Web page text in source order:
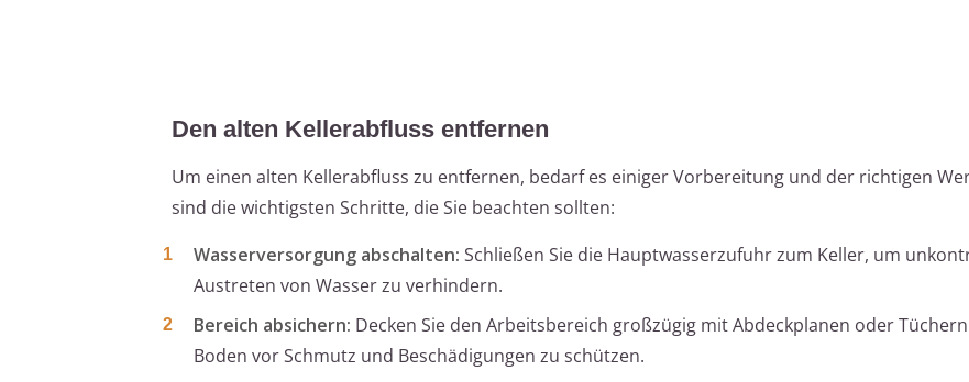
Den alten Kellerabfluss entfernen
Um einen alten Kellerabfluss zu entfernen, bedarf es einiger Vorbereitung und der richtigen
sind die wichtigsten Schritte, die Sie beachten sollten:
Wasserversorgung abschalten: Schließen Sie die Hauptwasserzufuhr zum Keller, um
Austreten von Wasser zu verhindern.
Bereich absichern: Decken Sie den Arbeitsbereich großzügig mit Abdeckplanen oder
Boden vor Schmutz und Beschädigungen zu schützen.